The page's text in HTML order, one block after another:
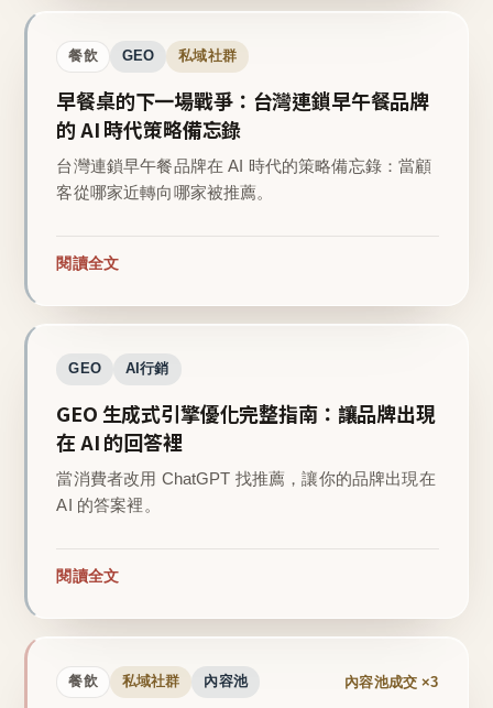
餐飲 GEO 私域社群
早餐桌的下一場戰爭：台灣連鎖早午餐品牌
的 AI 時代策略備忘錄
台灣連鎖早午餐品牌在 AI 時代的策略備忘錄：當顧
客從哪家近轉向哪家被推薦。
閱讀全文
GEO AI行銷
GEO 生成式引擎優化完整指南：讓品牌出現
在 AI 的回答裡
當消費者改用 ChatGPT 找推薦，讓你的品牌出現在
AI 的答案裡。
閱讀全文
餐飲 私域社群 內容池 內容池成交 ×3